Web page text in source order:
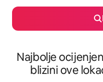
Najbolje
blizini ove